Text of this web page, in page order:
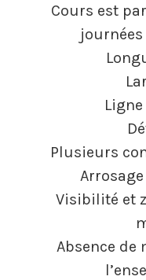
Cours est
Plusieurs
Visibilité et
Absence